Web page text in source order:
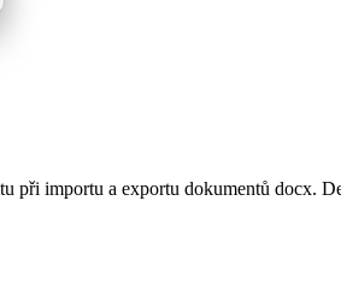
při importu a exportu dokumentů docx.